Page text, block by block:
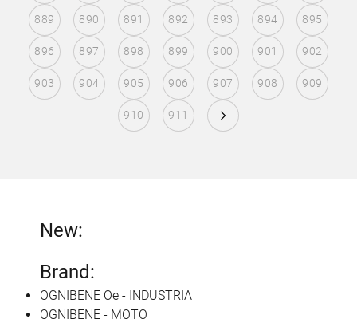
889 890 891 892 893 894 895
896 897 898 899 900 901 902
903 904 905 906 907 908 909
910 911
New:
Brand:
OGNIBENE Oe - INDUSTRIA
OGNIBENE - MOTO